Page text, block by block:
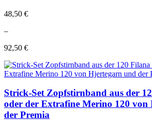
48,50 €
–
92,50 €
Strick-Set Zopfstirnband aus der
oder der Extrafine Merino 120 von
der Premia